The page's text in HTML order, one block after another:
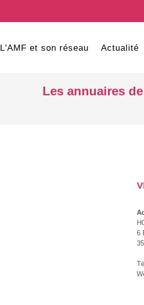
L'AMF et son réseau Actualité
Les annuaires
6